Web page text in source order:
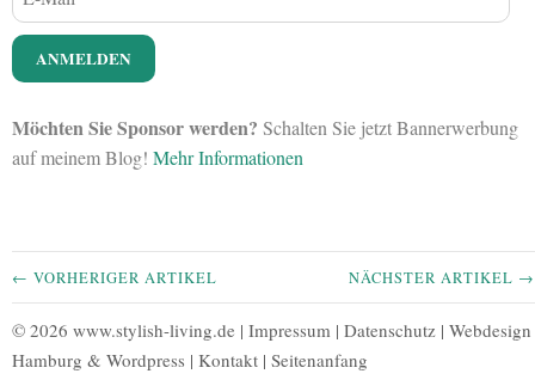
Möchten Sie Sponsor werden? Schalten Sie jetzt Bannerwerbung
auf meinem Blog! Mehr Informationen
← VORHERIGER ARTIKEL NÄCHSTER ARTIKEL →
© 2026 www.stylish-living.de | Impressum | Datenschutz | Webdesign
Hamburg & Wordpress | Kontakt | Seitenanfang